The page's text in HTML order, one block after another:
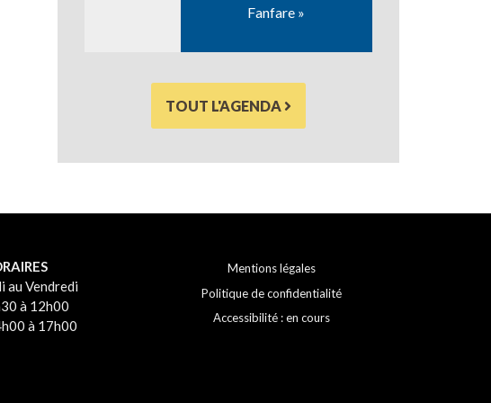
Fanfare »
TOUT L'AGENDA
au Vendredi
à 12h00
à 17h00
Mentions légales
Politique de confidentialité
Accessibilité : en cours